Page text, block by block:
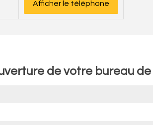
Afficher le téléphone
de votre bureau